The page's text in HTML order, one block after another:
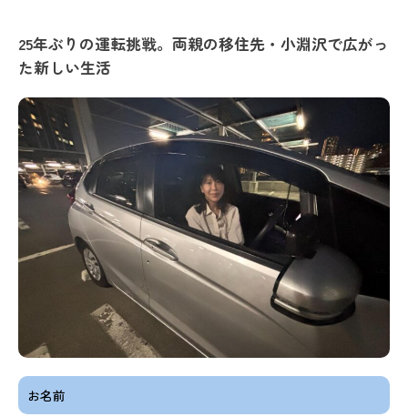
25年ぶりの運転挑戦。両親の移住先・小淵沢で広がっ
た新しい生活
お名前